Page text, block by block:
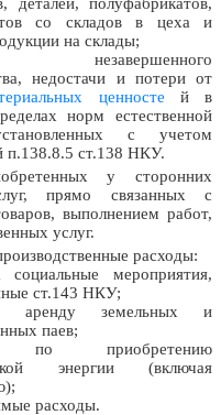
со складов в цеха и
на склады;
незавершенного
недостачи и потери от
ценносте й в
норм естественной
с учетом
п.138.8.5 ст.138 НКУ.
у сторонних
прямо связанных с
выполнением работ,
услуг.
расходы:
мероприятия,
ст.143 НКУ;
аренду земельных и
паев;
по приобретению
энергии (включая
расходы.